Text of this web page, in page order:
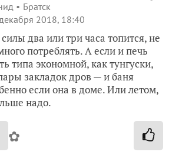
Братск
2018, 18:40
два или три часа топится, не
потреблять. А если и печь
типа экономной, как тунгуски,
закладок дров — и баня
если она в доме. Или летом,
надо.
✿